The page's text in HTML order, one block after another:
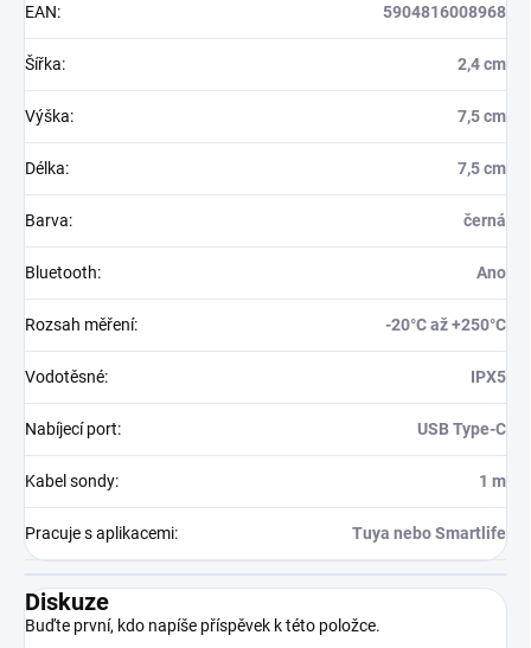
EAN: 5904816008968
Šířka: 2,4 cm
Výška: 7,5 cm
Délka: 7,5 cm
Barva: černá
Bluetooth: Ano
Rozsah měření: -20°C až +250°C
Vodotěsné: IPX5
Nabíjecí port: USB Type-C
Kabel sondy: 1 m
Pracuje s aplikacemi: Tuya nebo Smartlife
Diskuze
Buďte první, kdo napíše příspěvek k této položce.